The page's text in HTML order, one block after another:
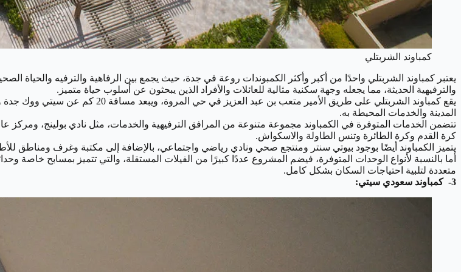
كمباوند الشربتلي
يعتبر كمباوند الشربتلي واحدًا من أكبر وأكثر الكمبوندات روعة في جدة، حيث يجمع بين الرفاهية والترفيه والحياة
والترفيهية الحديثة، مما يجعله وجهة سكنية مثالية للعائلات والأفراد الذين يبحثون عن أسلوب حياة متميز.
المدينة والخدمات المحيطة به.
تتضمن الخدمات المتوفرة في الكمباوند مجموعة متنوعة من المرافق الترفيهية والخدمات، مثل نادي بولينج،
كرة القدم وكرة الطائرة وتنس الطاولة والاسكواش.
يتميز الكمباوند أيضًا بوجود بيوتي سنتر ومنتجع صحي ونادي رياضي واجتماعي، بالإضافة إلى مكتبة وغرف ومناطق
متعددة لتلبية احتياجات السكان بشكل كامل.
3- كمباوند سعودي سيتي: